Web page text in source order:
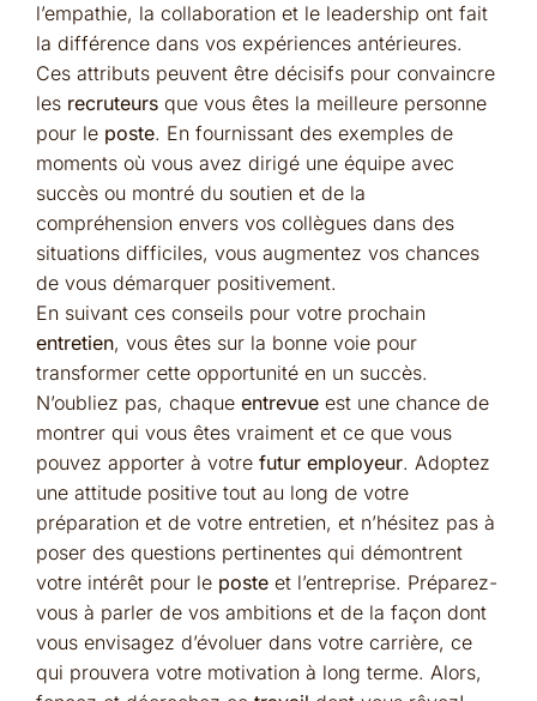
l’empathie, la collaboration et le leadership ont fait
la différence dans vos expériences antérieures.
Ces attributs peuvent être décisifs pour convaincre
les recruteurs que vous êtes la meilleure personne
pour le poste. En fournissant des exemples de
moments où vous avez dirigé une équipe avec
succès ou montré du soutien et de la
compréhension envers vos collègues dans des
situations difficiles, vous augmentez vos chances
de vous démarquer positivement.
En suivant ces conseils pour votre prochain
entretien, vous êtes sur la bonne voie pour
transformer cette opportunité en un succès.
N’oubliez pas, chaque entrevue est une chance de
montrer qui vous êtes vraiment et ce que vous
pouvez apporter à votre futur employeur. Adoptez
une attitude positive tout au long de votre
préparation et de votre entretien, et n’hésitez pas à
poser des questions pertinentes qui démontrent
votre intérêt pour le poste et l’entreprise. Préparez-
vous à parler de vos ambitions et de la façon dont
vous envisagez d’évoluer dans votre carrière, ce
qui prouvera votre motivation à long terme. Alors,